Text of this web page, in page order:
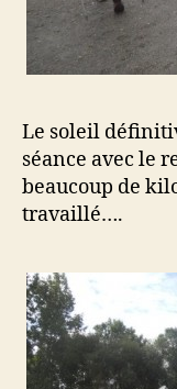
Le soleil
séance avec le
beaucoup de
travaillé….